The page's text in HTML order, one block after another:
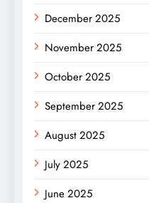
December 2025
November 2025
October 2025
September 2025
August 2025
July 2025
June 2025